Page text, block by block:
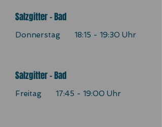
Salzgitter - Bad
Donnerstag 18:15 - 19:30 Uhr
Salzgitter - Bad
Freitag 17:45 - 19:00 Uhr